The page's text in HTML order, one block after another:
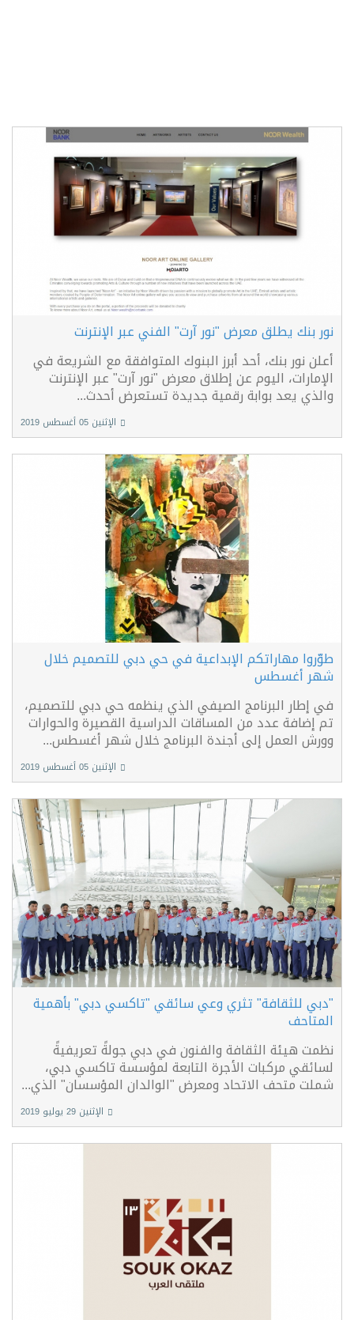
نور بنك يطلق معرض "نور آرت" الفني عبر الإنترنت
أعلن نور بنك، أحد أبرز البنوك المتوافقة مع الشريعة في
الإمارات، اليوم عن إطلاق معرض "نور آرت" عبر الإنترنت
والذي يعد بوابة رقمية جديدة تستعرض أحدث...
الإثنين 05 أغسطس 2019
طوّروا مهاراتكم الإبداعية في حي دبي للتصميم خلال
شهر أغسطس
في إطار البرنامج الصيفي الذي ينظمه حي دبي للتصميم،
تم إضافة عدد من المساقات الدراسية القصيرة والحوارات
وورش العمل إلى أجندة البرنامج خلال شهر أغسطس...
الإثنين 05 أغسطس 2019
"دبي للثقافة" تثري وعي سائقي "تاكسي دبي" بأهمية
المتاحف
نظمت هيئة الثقافة والفنون في دبي جولةً تعريفيةً
لسائقي مركبات الأجرة التابعة لمؤسسة تاكسي دبي،
شملت متحف الاتحاد ومعرض "الوالدان المؤسسان" الذي...
الإثنين 29 يوليو 2019